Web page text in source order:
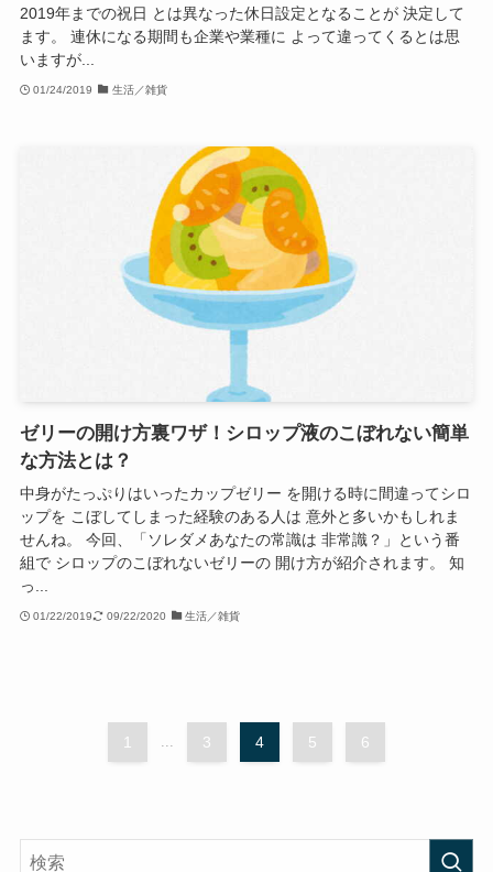
2019年までの祝日 とは異なった休日設定となることが 決定して
ます。 連休になる期間も企業や業種に よって違ってくるとは思
いますが...
01/24/2019 生活／雑貨
ゼリーの開け方裏ワザ！シロップ液のこぼれない簡単
な方法とは？
中身がたっぷりはいったカップゼリー を開ける時に間違ってシロ
ップを こぼしてしまった経験のある人は 意外と多いかもしれま
せんね。 今回、「ソレダメあなたの常識は 非常識？」という番
組で シロップのこぼれないゼリーの 開け方が紹介されます。 知
っ...
01/22/2019 09/22/2020 生活／雑貨
1 3 4 5 6